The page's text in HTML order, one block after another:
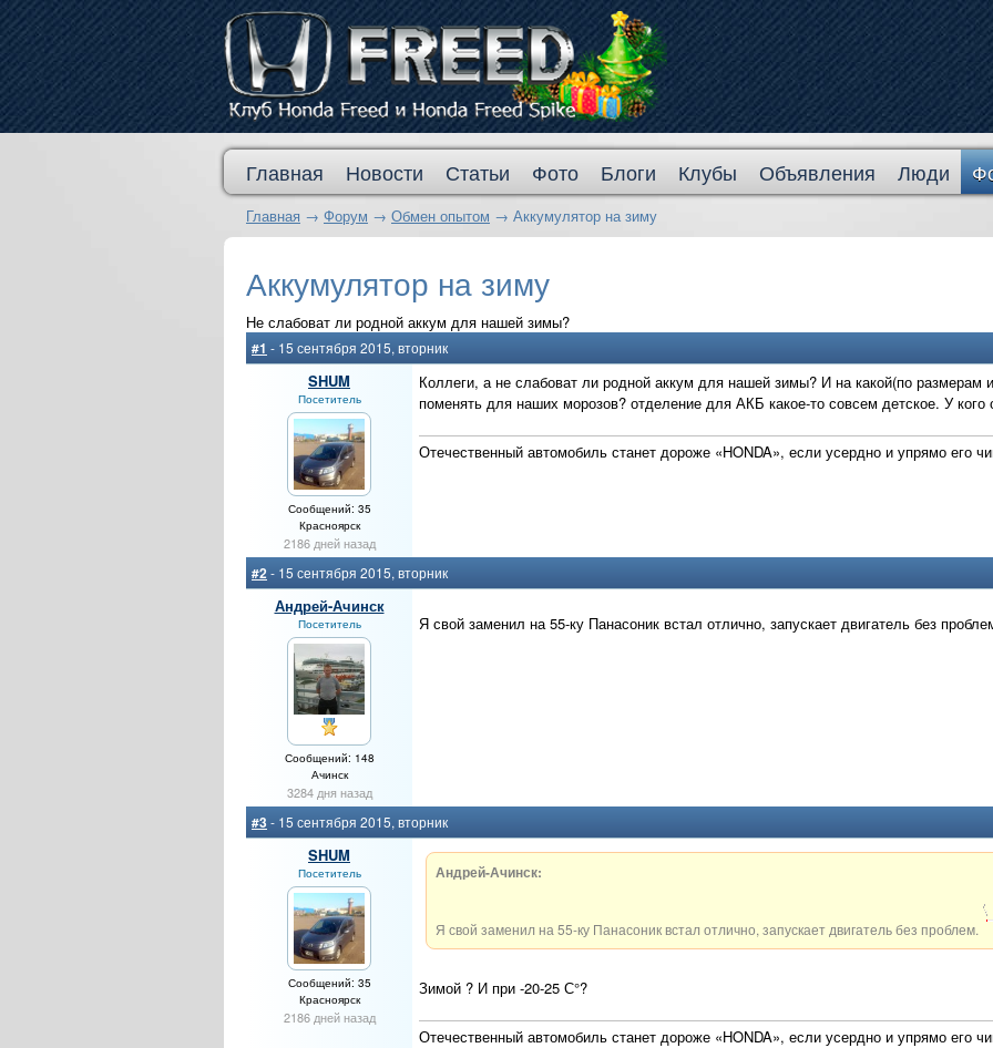
Главная Новости Статьи Фото Блоги Клубы Объявления Люди
Главная → Форум → Обмен опытом → Аккумулятор на зиму
Аккумулятор на зиму
Не слабоват ли родной аккум для нашей зимы?
#1 - 15 сентября 2015, вторник
SHUM
Посетитель
Сообщений: 35
Красноярск
2186 дней назад
Коллеги, а не слабоват ли родной аккум для нашей зимы? И на какой(по
поменять для наших морозов? отделение для АКБ какое-то совсем детское. У кого
Отечественный автомобиль станет дороже «HONDA», если усердно и упрямо его
#2- 15 сентября 2015, вторник
Андрей-Ачинск
Посетитель
Сообщений: 148
Ачинск
3284 дня назад
Я свой заменил на 55-ку Панасоник встал отлично, запускает двигатель без
#3- 15 сентября 2015, вторник
SHUM
Посетитель
Сообщений: 35
Красноярск
2186 дней назад
Андрей-Ачинск:
Я свой заменил на 55-ку Панасоник встал отлично, запускает двигатель без проблем.
Зимой ? И при -20-25 С°?
Отечественный автомобиль станет дороже «HONDA», если усердно и упрямо его